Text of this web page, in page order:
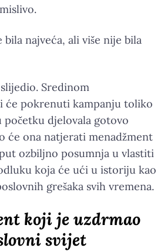
najveća, ali više nije bila
Sredinom
će pokrenuti kampanju toliko
početku djelovala gotovo
će ona natjerati menadžment
ozbiljno posumnja u vlastiti
koja će ući u istoriju kao
grešaka svih vremena.
koji je uzdrmao
svijet